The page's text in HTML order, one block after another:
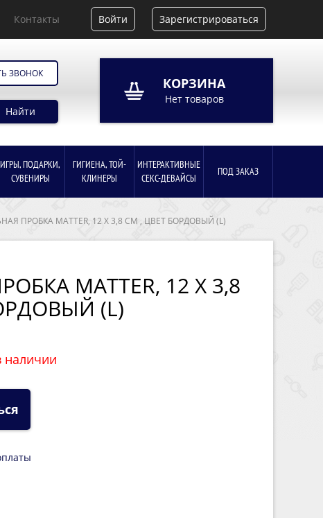
Контакты Войти Зарегистрироваться
ЗВОНОК
Найти
КОРЗИНА
Нет товаров
ИГРЫ, ПОДАРКИ,
СУВЕНИРЫ
ГИГИЕНА, ТОЙ-
КЛИНЕРЫ
ИНТЕРАКТИВНЫЕ
СЕКС-ДЕВАЙСЫ
ПОД ЗАКАЗ
ПРОБКА MATTER, 12 X 3,8 СМ , ЦВЕТ БОРДОВЫЙ (L)
MATTER, 12 X 3,8
(L)
наличии